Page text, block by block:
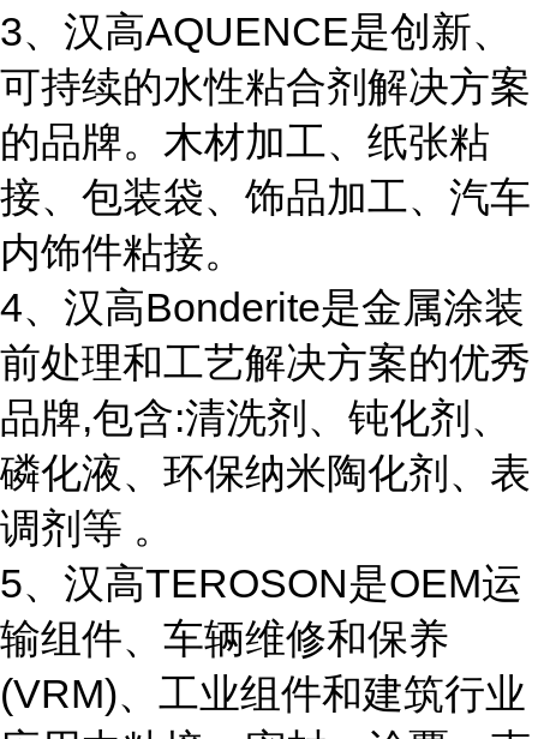
3、汉高AQUENCE是创新、
可持续的水性粘合剂解决方案
的品牌。木材加工、纸张粘
接、包装袋、饰品加工、汽车
内饰件粘接。
4、汉高Bonderite是金属涂装
前处理和工艺解决方案的优秀
品牌,包含:清洗剂、钝化剂、
磷化液、环保纳米陶化剂、表
调剂等 。
5、汉高TEROSON是OEM运
输组件、车辆维修和保养
(VRM)、工业组件和建筑行业